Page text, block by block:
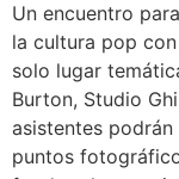
Un encuentro
la cultura pop
solo lugar
Burton, Studio
asistentes
puntos